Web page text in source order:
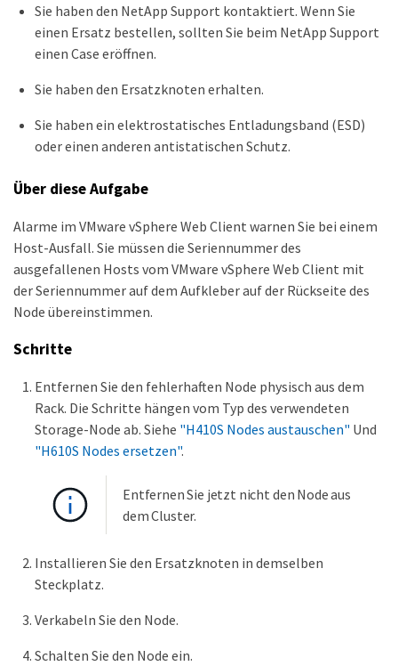
Sie haben den NetApp Support kontaktiert. Wenn Sie
einen Ersatz bestellen, sollten Sie beim NetApp Support
einen Case eröffnen.
Sie haben den Ersatzknoten erhalten.
Sie haben ein elektrostatisches Entladungsband (ESD)
oder einen anderen antistatischen Schutz.
Über diese Aufgabe
Alarme im VMware vSphere Web Client warnen Sie bei einem
Host-Ausfall. Sie müssen die Seriennummer des
ausgefallenen Hosts vom VMware vSphere Web Client mit
der Seriennummer auf dem Aufkleber auf der Rückseite des
Node übereinstimmen.
Schritte
Entfernen Sie den fehlerhaften Node physisch aus dem
Rack. Die Schritte hängen vom Typ des verwendeten
Storage-Node ab. Siehe "H410S Nodes austauschen" Und
"H610S Nodes ersetzen".
Entfernen Sie jetzt nicht den Node aus
dem Cluster.
Installieren Sie den Ersatzknoten in demselben
Steckplatz.
Verkabeln Sie den Node.
Schalten Sie den Node ein.